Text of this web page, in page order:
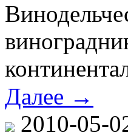
Далее →
2010-05-